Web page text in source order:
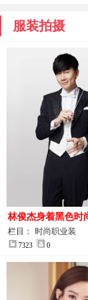
服装拍摄
林俊杰身着黑色时
制服图片
栏目： 时尚职业装
7323 0